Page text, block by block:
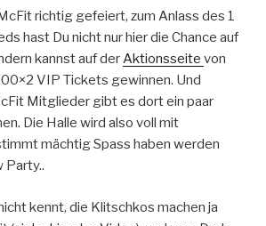
richtig gefeiert, zum Anlass des 1
hast Du nicht nur hier die Chance auf
kannst auf derAktionsseite von
VIP Tickets gewinnen. Und
Mitglieder gibt es dort ein paar
Die Halle wird also voll mit
mächtig Spass haben werden
Party..
kennt, die Klitschkos machen ja